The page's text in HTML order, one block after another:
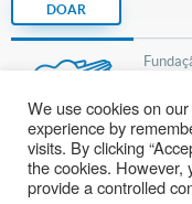
DOAR
Pedido
Mapa
We use cookies on
experience by
visits. By clicking
the cookies. However,
provide a controlled